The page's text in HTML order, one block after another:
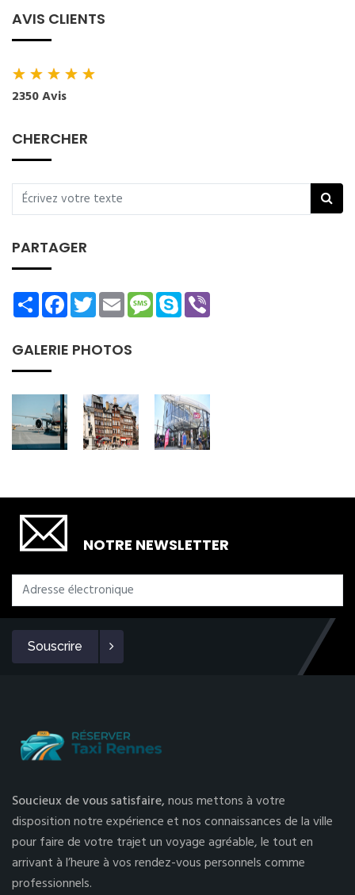
AVIS CLIENTS
★★★★★
2350 Avis
CHERCHER
PARTAGER
ShareFacebookTwitterEmailMessage
Skype
GALERIE PHOTOS
NOTRE NEWSLETTER
Souscrire
Soucieux de vous satisfaire,nous mettons à votre
disposition notre expérience et nos connaissances de la ville
pour faire de votre trajet un voyage agréable, le tout en
arrivant à l’heure à vos rendez-vous personnels comme
professionnels.